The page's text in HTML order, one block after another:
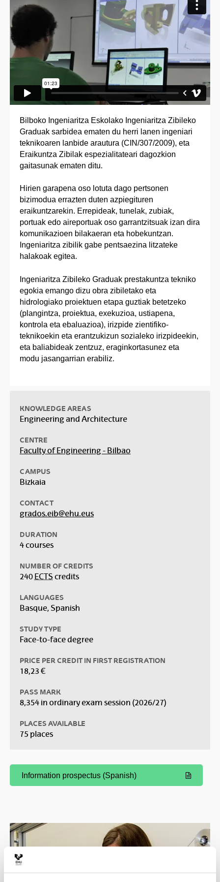
Bilboko Ingeniaritza Eskolako Ingeniaritza Zibileko
Graduak sarbidea ematen du herri lanen ingeniari
teknikoaren lanbide arautura (CIN/307/2009), eta
Eraikuntza Zibilak espezialitateari dagozkion
gaitasunak ematen ditu.
Hirien garapena oso lotuta dago pertsonen
bizimodua errazten duten azpiegituren
eraikuntzarekin. Errepideak, tunelak, zubiak,
portuak edo aireportuak oso garrantzitsuak izan dira
komunikazioen bilakaeran eta hobekuntzan.
Ingeniaritza zibilik gabe pentsaezina litzateke
halakoak egitea.
Ingeniaritza Zibileko Graduak prestakuntza tekniko
egokia emango dizu obra zibiletako eta
hidrologiako proiektuen etapa guztiak betetzeko
(plangintza, proiektua, exekuzioa, ustiapena,
kontrola eta ebaluazioa), irizpide zientifiko-
teknikoekin eta erantzukizun sozialeko irizpideekin,
eta baliabideak zentzuz, eraginkortasunez eta
modu jasangarrian erabiliz.
KNOWLEDGE AREAS
Engineering and Architecture
CENTRE
Faculty of Engineering - Bilbao
CAMPUS
Bizkaia
CONTACT
grados.eib@ehu.eus
DURATION
4 courses
NUMBER OF CREDITS
240 ECTS credits
LANGUAGES
Basque, Spanish
STUDY TYPE
Face-to-face degree
PRICE PER CREDIT IN FIRST REGISTRATION
18,23 €
PASS MARK
8,354 in ordinary exam session (2026/27)
PLACES AVAILABLE
75 places
(Opens New Window)
Information prospectus (Spanish)